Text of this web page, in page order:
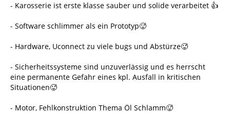
- Karosserie ist erste klasse sauber und solide verarbeitet 👍
- Software schlimmer als ein Prototyp🥵
- Hardware, Uconnect zu viele bugs und Abstürze🥵
- Sicherheitssysteme sind unzuverlässig und es herrscht
eine permanente Gefahr eines kpl. Ausfall in kritischen
Situationen🥵
- Motor, Fehlkonstruktion Thema Öl Schlamm🥵